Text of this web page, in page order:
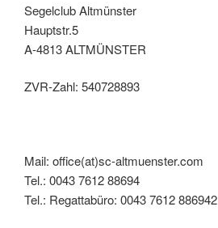
Segelclub Altmünster
Hauptstr.5
A-4813 ALTMÜNSTER
ZVR-Zahl: 540728893
Mail: office(at)sc-altmuenster.com
Tel.: 0043 7612 88694
Tel.: Regattabüro: 0043 7612 886942